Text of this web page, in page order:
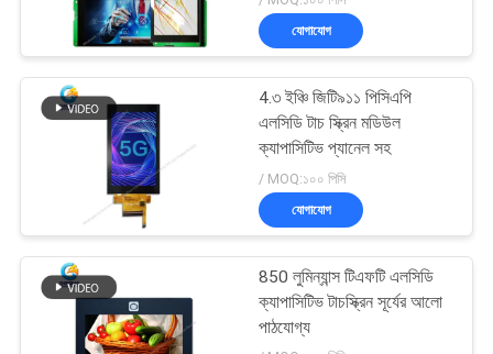
ডিসপ্লে
গোল এলসিডি ডিসপ্লে
যোগাযোগ
4.৩ ইঞ্চি জিটি৯১১ পিসিএপি
এলসিডি টাচ স্ক্রিন মডিউল
ক্যাপাসিটিভ প্যানেল সহ
/ MOQ:১০০ পিসি
যোগাযোগ
850 লুমিন্যান্স টিএফটি এলসিডি
ক্যাপাসিটিভ টাচস্ক্রিন সূর্যের আলো
পাঠযোগ্য